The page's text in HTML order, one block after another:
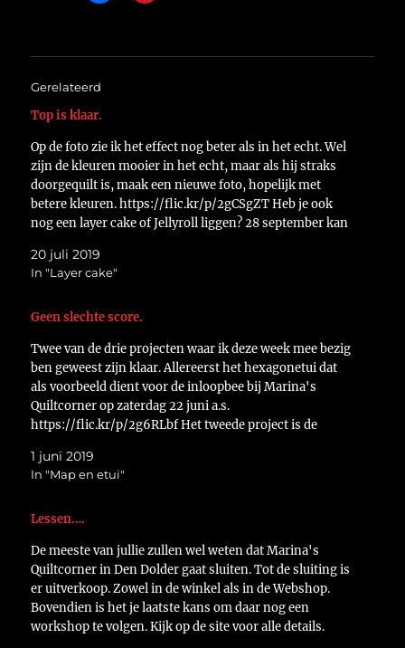
Gerelateerd
Top is klaar.
Op de foto zie ik het effect nog beter als in het echt. Wel
zijn de kleuren mooier in het echt, maar als hij straks
doorgequilt is, maak een nieuwe foto, hopelijk met
betere kleuren. https://flic.kr/p/2gCSgZT Heb je ook
nog een layer cake of Jellyroll liggen? 28 september kan
20 juli 2019
In "Layer cake"
Geen slechte score.
Twee van de drie projecten waar ik deze week mee bezig
ben geweest zijn klaar. Allereerst het hexagonetui dat
als voorbeeld dient voor de inloopbee bij Marina's
Quiltcorner op zaterdag 22 juni a.s.
https://flic.kr/p/2g6RLbf Het tweede project is de
Eerst…
1 juni 2019
In "Map en etui"
Lessen….
De meeste van jullie zullen wel weten dat Marina's
Quiltcorner in Den Dolder gaat sluiten. Tot de sluiting is
er uitverkoop. Zowel in de winkel als in de Webshop.
Bovendien is het je laatste kans om daar nog een
workshop te volgen. Kijk op de site voor alle details.